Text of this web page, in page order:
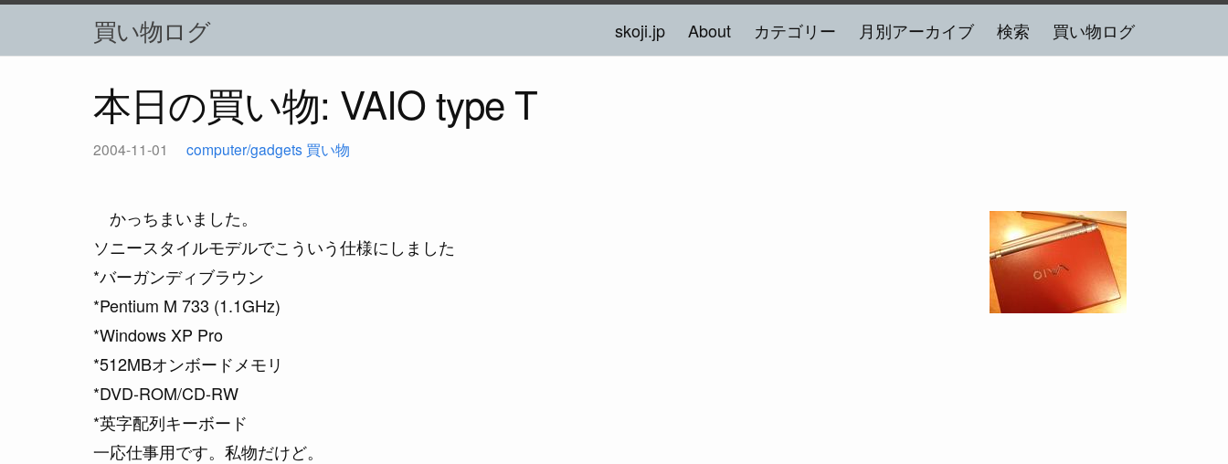
買い物ログ skoji.jp About カテゴリー 月別アーカイブ 検索 買い物ログ
本日の買い物: VAIO type T
2004-11-01 computer/gadgets 買い物
かっちまいました。
ソニースタイルモデルでこういう仕様にしました
*バーガンディブラウン
*Pentium M 733 (1.1GHz)
*Windows XP Pro
*512MBオンボードメモリ
*DVD-ROM/CD-RW
*英字配列キーボード
一応仕事用です。私物だけど。